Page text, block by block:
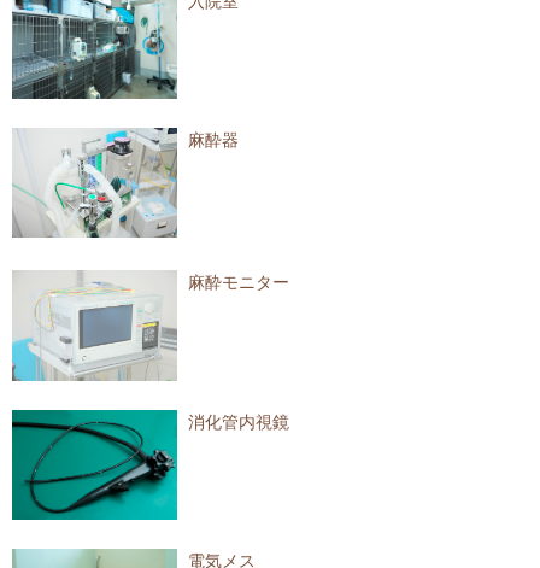
麻酔器
麻酔モニター
消化管内視鏡
電気メス